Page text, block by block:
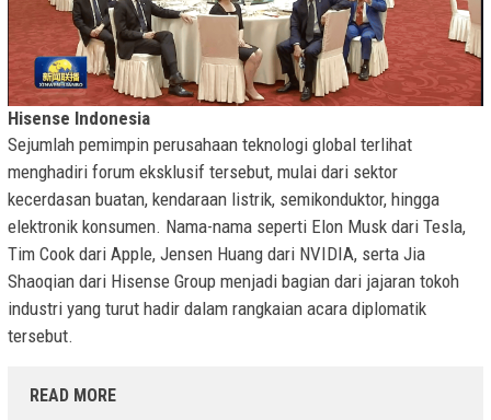
Hisense Indonesia
Sejumlah pemimpin perusahaan teknologi global terlihat
menghadiri forum eksklusif tersebut, mulai dari sektor
kecerdasan buatan, kendaraan listrik, semikonduktor, hingga
elektronik konsumen. Nama-nama seperti Elon Musk dari Tesla,
Tim Cook dari Apple, Jensen Huang dari NVIDIA, serta Jia
Shaoqian dari Hisense Group menjadi bagian dari jajaran tokoh
industri yang turut hadir dalam rangkaian acara diplomatik
tersebut.
READ MORE